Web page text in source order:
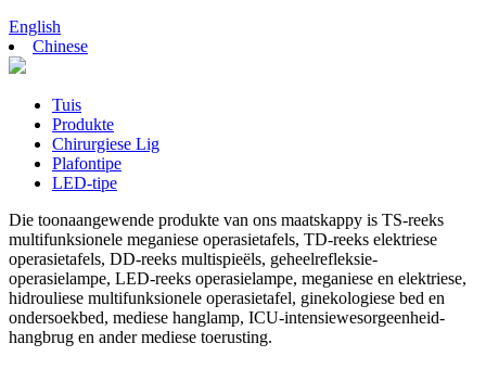
English
Chinese
Tuis
Produkte
Chirurgiese Lig
Plafontipe
LED-tipe
Die toonaangewende produkte van ons maatskappy is TS-reeks
multifunksionele meganiese operasietafels, TD-reeks elektriese
operasietafels, DD-reeks multispieëls, geheelrefleksie-
operasielampe, LED-reeks operasielampe, meganiese en elektriese,
hidrouliese multifunksionele operasietafel, ginekologiese bed en
ondersoekbed, mediese hanglamp, ICU-intensiewesorgeenheid-
hangbrug en ander mediese toerusting.